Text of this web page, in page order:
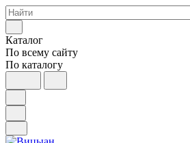
Каталог
По всему сайту
По каталогу